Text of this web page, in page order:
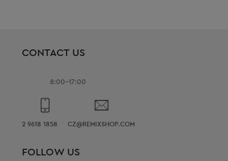
CONTACT US
8:00-17:00
2 9618 1858 CZ@REMIXSHOP.COM
FOLLOW US